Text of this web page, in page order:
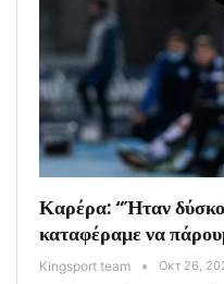
Καρέρα: “Ήταν
καταφέραμε να
Kingsport team Οκτ 26,